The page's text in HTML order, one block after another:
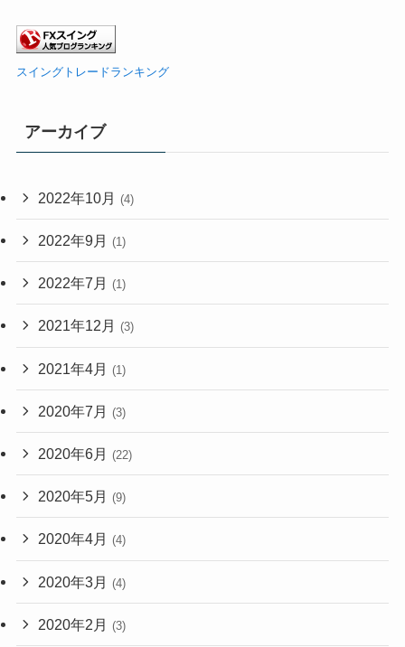
スイングトレードランキング
アーカイブ
2022年10月 (4)
2022年9月 (1)
2022年7月 (1)
2021年12月 (3)
2021年4月 (1)
2020年7月 (3)
2020年6月 (22)
2020年5月 (9)
2020年4月 (4)
2020年3月 (4)
2020年2月 (3)